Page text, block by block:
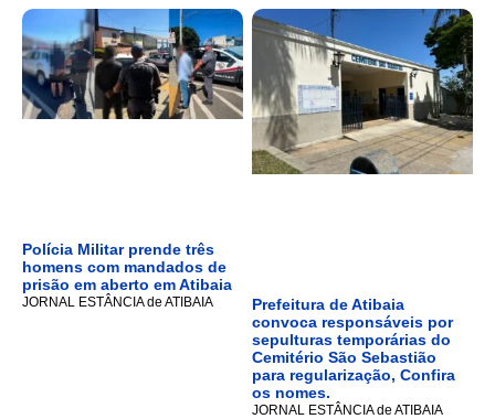
Polícia Militar prende três
homens com mandados de
prisão em aberto em Atibaia
JORNAL ESTÂNCIA de ATIBAIA
Prefeitura de Atibaia
convoca responsáveis por
sepulturas temporárias do
Cemitério São Sebastião
para regularização, Confira
os nomes.
JORNAL ESTÂNCIA de ATIBAIA